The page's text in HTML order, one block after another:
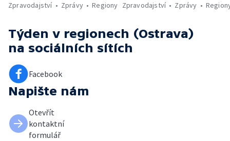
Zpravodajství
Zprávy Regiony Zpravodajství
Zprávy
Týden v regionech (Ostrava)
na sociálních sítích
Facebook
Napište nám
Otevřít
kontaktní
formulář